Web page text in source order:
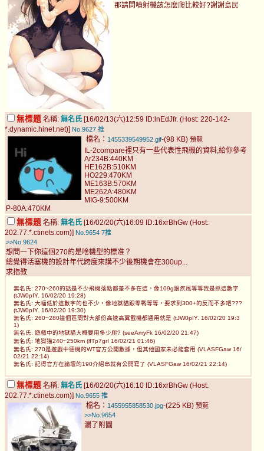
那請問噴射機該怎麼爬比較好?謝謝島民
無標題 名稱: 無名氏 [16/02/13(六)12:59 ID:lnEdJfr. (Host: 220-142-
*.dynamic.hinet.net)] No.9627 推
檔名： 1455339549952.gif-(98 KB) 預覽
IL-2compare裡只有一些代表性飛機的資料;給你參考
Ar234B:440KM
HE162B:510KM
HO229:470KM
ME163B:570KM
ME262A:480KM
MIG-9:500KM
P-80A:470KM
無標題 名稱: 無名氏 [16/02/20(六)16:09 ID:16xrBhGw (Host:
202.77.*.ctinets.com)] No.9654 7推
>>No.9624
想問一下你這個270約是啥機型的標准？
總覺得活塞機的設計年代跨度來講不少後期機會在300up...
求指教
無名氏: 270~260的話是不少飛機落點都差不多在這，像109g跟疾風等等我是抓這數字
(tJW0pIY. 16/02/20 19:28)
無名氏: 大幅低於這數字的也不少，像地獄貓跟零戰等等，要求到300+的反而不多吧???
(tJW0pIY. 16/02/20 19:30)
無名氏: 260~280這個區間對大部份高速高翼載機都通用就是 (tJW0pIY. 16/02/20 19:3
1)
無名氏: 遊戲中的地獄貓大概要用多少爬? (seeAmyFk 16/02/20 21:47)
無名氏: 地獄猫240~250km (lfTp7grI 16/02/21 01:46)
無名氏: 270是遊戲中德機的WT官方公開數據，但其他國家未必能套用 (VLASFGaw 16/
02/21 22:14)
無名氏: 記得官方在論壇的190介紹串就有公開寫了 (VLASFGaw 16/02/21 22:14)
無標題 名稱: 無名氏 [16/02/20(六)16:10 ID:16xrBhGw (Host:
202.77.*.ctinets.com)] No.9655 推
檔名： 1455955858530.jpg-(225 KB) 預覽
>>No.9654
漏了附圖